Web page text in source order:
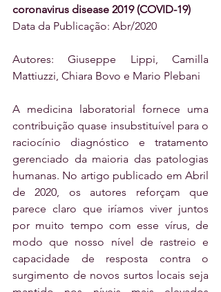
coronavirus disease 2019 (COVID-19)
Data da Publicação: Abr/2020
Autores: Giuseppe Lippi, Camilla
Mattiuzzi, Chiara Bovo e Mario Plebani
A medicina laboratorial fornece uma
contribuição quase insubstituível para o
raciocínio diagnóstico e tratamento
gerenciado da maioria das patologias
humanas. No artigo publicado em Abril
de 2020, os autores reforçam que
parece claro que iríamos viver juntos
por muito tempo com esse vírus, de
modo que nosso nível de rastreio e
capacidade de resposta contra o
surgimento de novos surtos locais seja